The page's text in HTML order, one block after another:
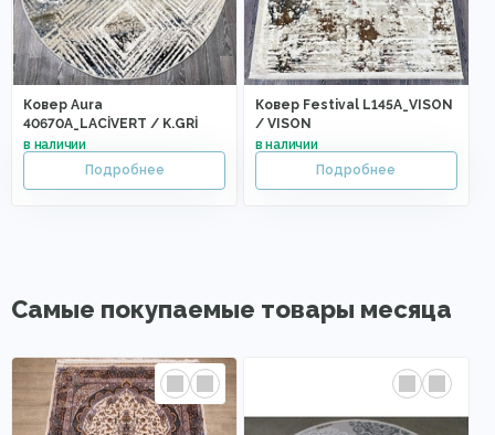
Ковер Aura
40670A_LACİVERT / K.GRİ
Ковер Festival L145A_VISON
/ VISON
Самые покупаемые товары месяца